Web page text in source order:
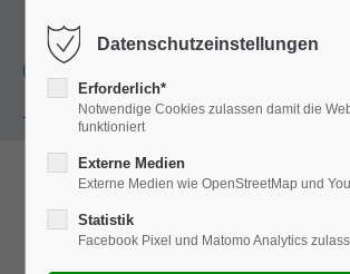
+49
(0)251 322 631
- 0
Datenschutzeinstellungen
Erforderlich*
Notwendige Cookies zulassen damit die
funktioniert
Externe Medien
Externe Medien wie OpenStreetMap und
Statistik
Facebook Pixel und Matomo Analytics